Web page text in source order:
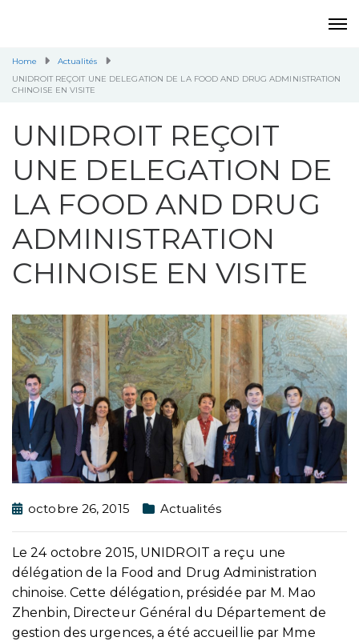
Home
Actualités
UNIDROIT REÇOIT UNE DELEGATION DE LA FOOD AND DRUG ADMINISTRATION
CHINOISE EN VISITE
UNIDROIT REÇOIT
UNE DELEGATION DE
LA FOOD AND DRUG
ADMINISTRATION
CHINOISE EN VISITE
octobre 26, 2015 Actualités
Le 24 octobre 2015, UNIDROIT a reçu une
délégation de la Food and Drug Administration
chinoise. Cette délégation, présidée par M. Mao
Zhenbin, Directeur Général du Département de
gestion des urgences, a été accueillie par Mme